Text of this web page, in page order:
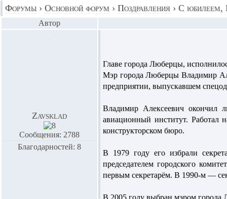
Форумы › Основной форум › Поздравления › С юбилеем,
Автор
Zavsklad
Сообщения: 2788
Благодарностей: 8
Главе города Люберцы,
Мэр города Люберцы Владимир
предприятии, выпускавшем
Владимир Алексеевич окончил
авиационный институт. Работал
конструкторском бюро.
В 1979 году его избрали
председателем городского
первым секретарём. В 1990-м —
В 2005 году выбран мэром города